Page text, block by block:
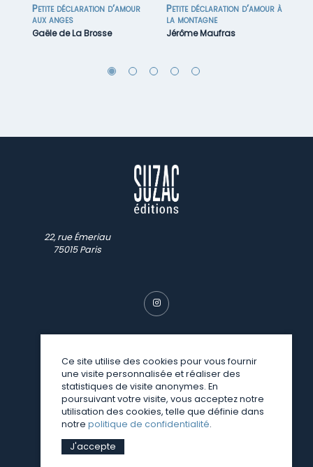
Petite déclaration d’amour
aux anges
Gaële de La Brosse
Petite déclaration d’amour à
la montagne
Jérôme Maufras
22, rue Émeriau
75015 Paris
© SUZAC 2026
une réalisation Sitedit
Ce site utilise des cookies pour vous fournir
une visite personnalisée et réaliser des
statistiques de visite anonymes. En
poursuivant votre visite, vous acceptez notre
utilisation des cookies, telle que définie dans
notre politique de confidentialité.
J'accepte